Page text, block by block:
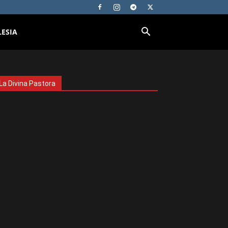
La Divina Pastora